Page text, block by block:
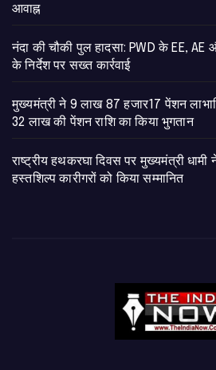
आवाह्न
नंदा की चौकी पुल हादसा: PWD के EE, AE
के निर्देश पर सख्त कार्रवाई
मुख्यमंत्री ने 9 लाख 87 हजार17 पेंशन
32 लाख की पेंशन राशि का किया भुगतान
राष्ट्रीय हथकरघा दिवस पर मुख्यमंत्री
हस्तशिल्प कारीगरों को किया सम्मानित